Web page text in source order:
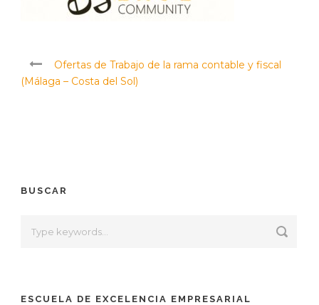
Ofertas de Trabajo de la rama contable y fiscal
(Málaga – Costa del Sol)
BUSCAR
ESCUELA DE EXCELENCIA EMPRESARIAL